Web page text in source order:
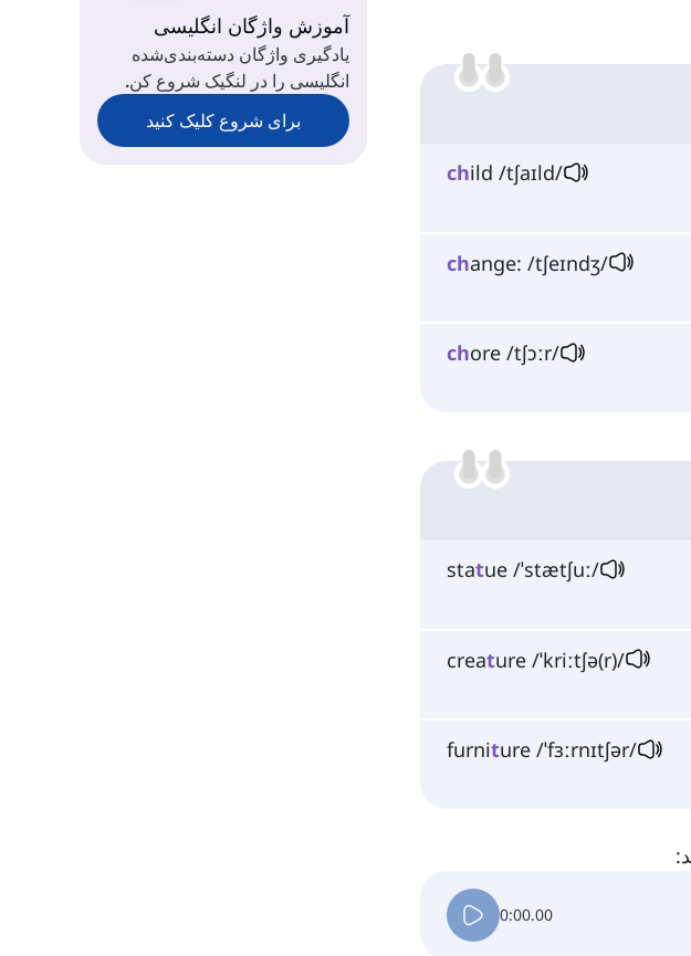
child /tʃaɪld/
change: /tʃeɪndʒ/
chore /tʃɔːr/
statue /ˈstætʃuː/
creature /ˈkriːtʃə(r)/
furniture /ˈfɜːrnɪtʃər/
0:00.00
آموزش واژگان انگلیسی
یادگیری واژگان دسته‌بندی‌شده
انگلیسی را در لنگیک شروع کن.
برای شروع کلیک کنید